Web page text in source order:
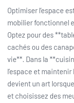
Optimiser l’espace
mobilier fonctionnel
Optez pour des
cachés ou des
vie**. Dans la
l’espace et
devient un art
et choisissez des